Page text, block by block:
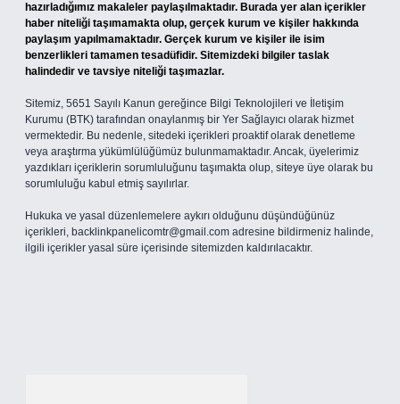
hazırladığımız makaleler paylaşılmaktadır. Burada yer alan içerikler
haber niteliği taşımamakta olup, gerçek kurum ve kişiler hakkında
paylaşım yapılmamaktadır. Gerçek kurum ve kişiler ile isim
benzerlikleri tamamen tesadüfidir. Sitemizdeki bilgiler taslak
halindedir ve tavsiye niteliği taşımazlar.
Sitemiz, 5651 Sayılı Kanun gereğince Bilgi Teknolojileri ve İletişim
Kurumu (BTK) tarafından onaylanmış bir Yer Sağlayıcı olarak hizmet
vermektedir. Bu nedenle, sitedeki içerikleri proaktif olarak denetleme
veya araştırma yükümlülüğümüz bulunmamaktadır. Ancak, üyelerimiz
yazdıkları içeriklerin sorumluluğunu taşımakta olup, siteye üye olarak bu
sorumluluğu kabul etmiş sayılırlar.
Hukuka ve yasal düzenlemelere aykırı olduğunu düşündüğünüz
içerikleri, backlinkpanelicomtr@gmail.com adresine bildirmeniz halinde,
ilgili içerikler yasal süre içerisinde sitemizden kaldırılacaktır.